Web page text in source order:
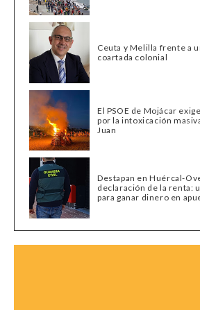
Ceuta y Melilla frente a
coartada colonial
El PSOE de Mojácar
por la intoxicación
Juan
Destapan en Huércal-
declaración de la renta:
para ganar dinero en